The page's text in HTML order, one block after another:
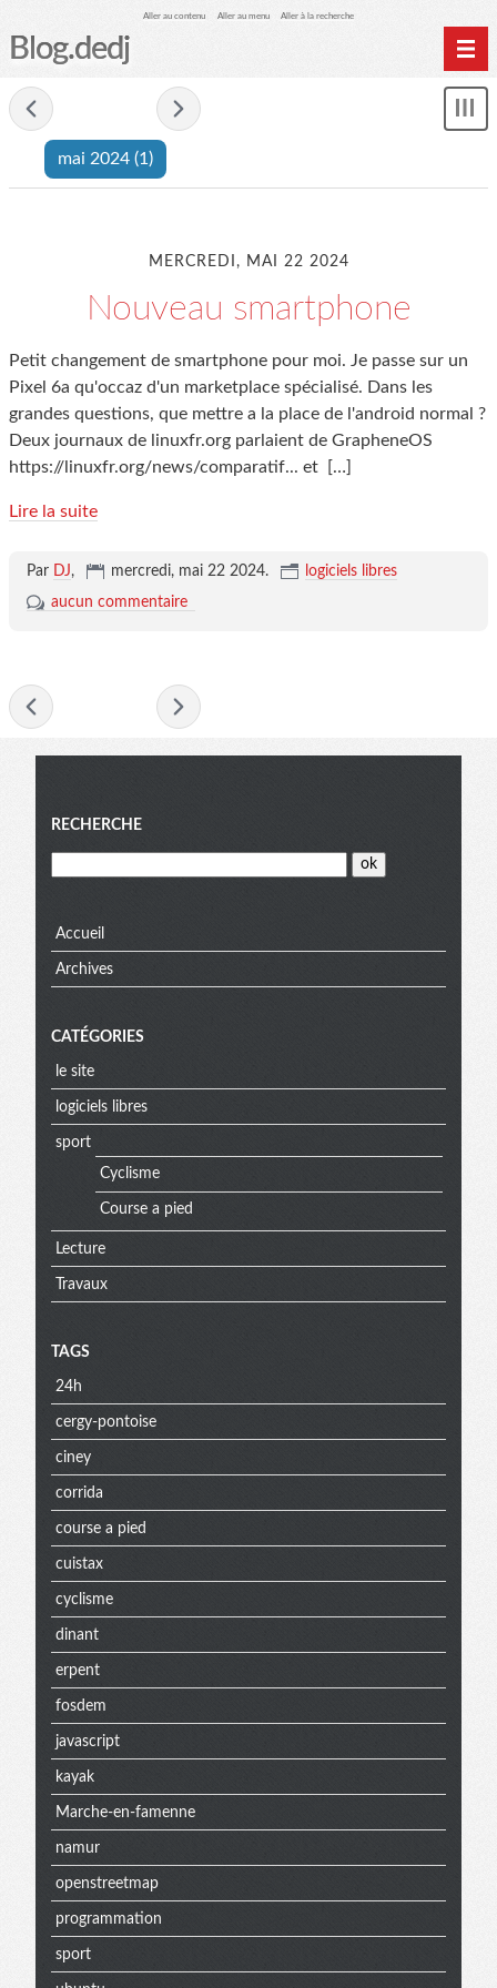
Aller au contenu Aller au menu Aller à la recherche
Blog.dedj
mai 2024 (1)
MERCREDI, MAI 22 2024
Nouveau smartphone
Petit changement de smartphone pour moi. Je passe sur un
Pixel 6a qu'occaz d'un marketplace spécialisé. Dans les
grandes questions, que mettre a la place de l'android normal ?
Deux journaux de linuxfr.org parlaient de GrapheneOS
https://linuxfr.org/news/comparatif... et
[…]
Lire la suite
Par DJ, mercredi, mai 22 2024.
logiciels libres
aucun commentaire
Menu
RECHERCHE
Accueil
Archives
CATÉGORIES
le site
logiciels libres
sport
Cyclisme
Course a pied
Lecture
Travaux
TAGS
24h
cergy-pontoise
ciney
corrida
course a pied
cuistax
cyclisme
dinant
erpent
fosdem
javascript
kayak
Marche-en-famenne
namur
openstreetmap
programmation
sport